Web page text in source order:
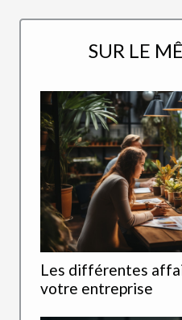
SUR LE
Les différentes
votre entreprise